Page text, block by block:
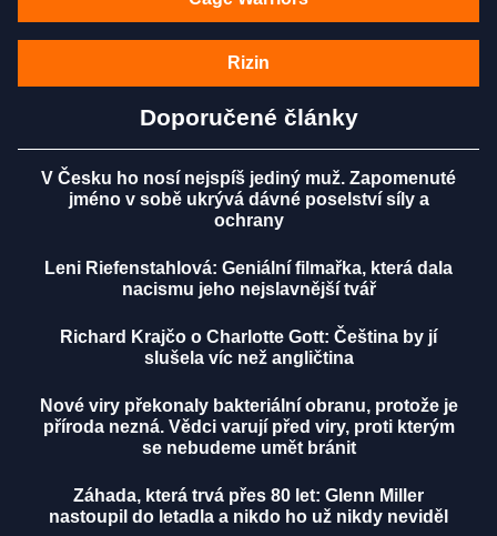
Rizin
Doporučené články
V Česku ho nosí nejspíš jediný muž. Zapomenuté
jméno v sobě ukrývá dávné poselství síly a
ochrany
Leni Riefenstahlová: Geniální filmařka, která dala
nacismu jeho nejslavnější tvář
Richard Krajčo o Charlotte Gott: Čeština by jí
slušela víc než angličtina
Nové viry překonaly bakteriální obranu, protože je
příroda nezná. Vědci varují před viry, proti kterým
se nebudeme umět bránit
Záhada, která trvá přes 80 let: Glenn Miller
nastoupil do letadla a nikdo ho už nikdy neviděl